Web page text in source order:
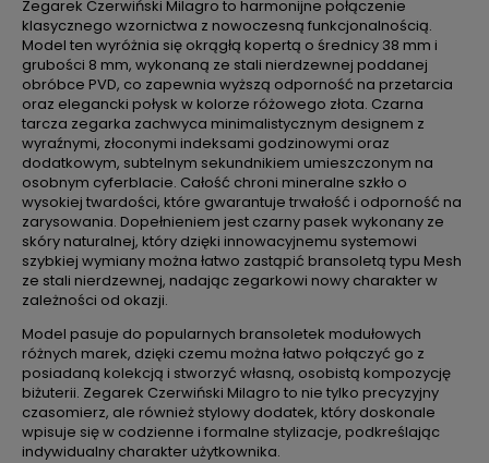
Zegarek Czerwiński Milagro to harmonijne połączenie
klasycznego wzornictwa z nowoczesną funkcjonalnością.
Model ten wyróżnia się okrągłą kopertą o średnicy 38 mm i
grubości 8 mm, wykonaną ze stali nierdzewnej poddanej
obróbce PVD, co zapewnia wyższą odporność na przetarcia
oraz elegancki połysk w kolorze różowego złota. Czarna
tarcza zegarka zachwyca minimalistycznym designem z
wyraźnymi, złoconymi indeksami godzinowymi oraz
dodatkowym, subtelnym sekundnikiem umieszczonym na
osobnym cyferblacie. Całość chroni mineralne szkło o
wysokiej twardości, które gwarantuje trwałość i odporność na
zarysowania. Dopełnieniem jest czarny pasek wykonany ze
skóry naturalnej, który dzięki innowacyjnemu systemowi
szybkiej wymiany można łatwo zastąpić bransoletą typu Mesh
ze stali nierdzewnej, nadając zegarkowi nowy charakter w
zależności od okazji.
Model pasuje do popularnych bransoletek modułowych
różnych marek, dzięki czemu można łatwo połączyć go z
posiadaną kolekcją i stworzyć własną, osobistą kompozycję
biżuterii. Zegarek Czerwiński Milagro to nie tylko precyzyjny
czasomierz, ale również stylowy dodatek, który doskonale
wpisuje się w codzienne i formalne stylizacje, podkreślając
indywidualny charakter użytkownika.